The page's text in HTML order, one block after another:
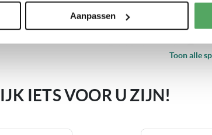
Aanpassen
Nederlandstalige
Max. afzuigvermogen
Toon alle
IETS VOOR U ZIJN!